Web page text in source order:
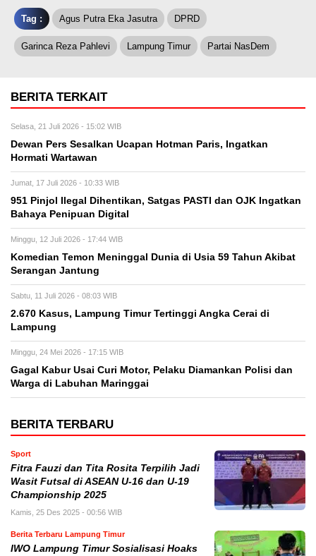
Tag : Agus Putra Eka Jasutra DPRD
Garinca Reza Pahlevi Lampung Timur Partai NasDem
BERITA TERKAIT
Selasa, 21 Juli 2026 - 15:02 WIB
Dewan Pers Sesalkan Ucapan Hotman Paris, Ingatkan
Hormati Wartawan
Jumat, 17 Juli 2026 - 10:33 WIB
951 Pinjol Ilegal Dihentikan, Satgas PASTI dan OJK Ingatkan
Bahaya Penipuan Digital
Minggu, 12 Juli 2026 - 17:44 WIB
Komedian Temon Meninggal Dunia di Usia 59 Tahun Akibat
Serangan Jantung
Sabtu, 11 Juli 2026 - 08:03 WIB
2.670 Kasus, Lampung Timur Tertinggi Angka Cerai di
Lampung
Minggu, 24 Mei 2026 - 17:15 WIB
Gagal Kabur Usai Curi Motor, Pelaku Diamankan Polisi dan
Warga di Labuhan Maringgai
BERITA TERBARU
Sport
Fitra Fauzi dan Tita Rosita Terpilih Jadi
Wasit Futsal di ASEAN U-16 dan U-19
Championship 2025
Kamis, 25 Des 2025 - 00:56 WIB
Berita Terbaru Lampung Timur
IWO Lampung Timur Sosialisasi Hoaks